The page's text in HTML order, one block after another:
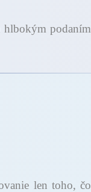
hlbokým podaním
len toho, čo